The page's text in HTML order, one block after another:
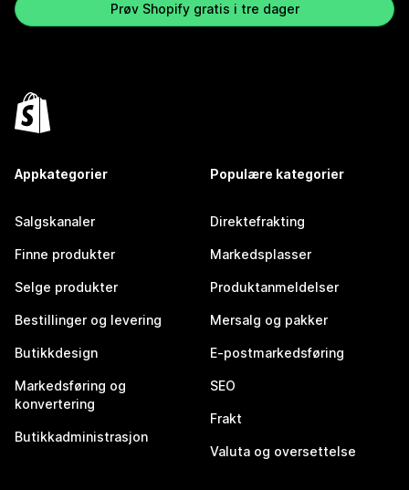
Prøv Shopify gratis i tre dager
Appkategorier
Salgskanaler
Finne produkter
Selge produkter
Bestillinger og levering
Butikkdesign
Markedsføring og
konvertering
Butikkadministrasjon
Populære kategorier
Direktefrakting
Markedsplasser
Produktanmeldelser
Mersalg og pakker
E-postmarkedsføring
SEO
Frakt
Valuta og oversettelse